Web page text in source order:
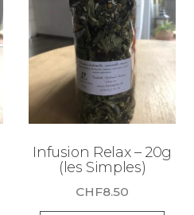
Infusion Relax – 20g
(les Simples)
CHF8.50